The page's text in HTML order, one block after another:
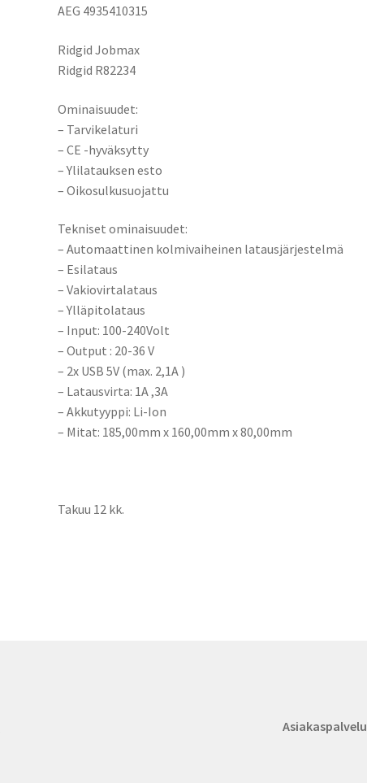
AEG 4935410315
Ridgid Jobmax
Ridgid R82234
Ominaisuudet:
– Tarvikelaturi
– CE -hyväksytty
– Ylilatauksen esto
– Oikosulkusuojattu
Tekniset ominaisuudet:
– Automaattinen kolmivaiheinen latausjärjestelmä
– Esilataus
– Vakiovirtalataus
– Ylläpitolataus
– Input: 100-240Volt
– Output : 20-36 V
– 2x USB 5V (max. 2,1A )
– Latausvirta: 1A ,3A
– Akkutyyppi: Li-Ion
– Mitat: 185,00mm x 160,00mm x 80,00mm
Takuu 12 kk.
Asiakaspalvelu